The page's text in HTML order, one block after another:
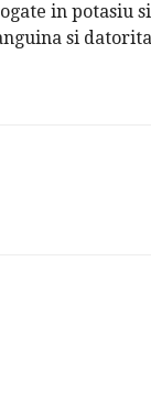
in potasiu
si